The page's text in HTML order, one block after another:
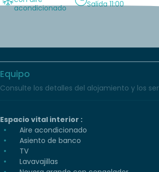
acondicionado
Salida 11:00
Equipo
Consulte los detalles del alojamiento y los
Espacio vital interior :
Aire acondicionado
Asiento de banco
TV
Lavavajillas